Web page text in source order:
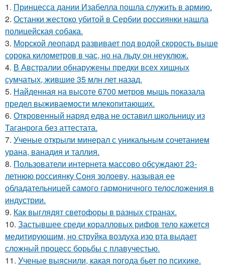
1. Принцесса дании Изабелла пошла служить в армию.
2. Останки жестоко убитой в Сербии россиянки нашла
полицейская собака.
3. Морской леопард развивает под водой скорость выше
сорока километров в час, но на льду он неуклюж.
4. В Австралии обнаружены предки всех хищных
сумчатых, жившие 35 млн лет назад.
5. Найденная на высоте 6700 метров мышь показала
предел выживаемости млекопитающих.
6. Откровенный наряд едва не оставил школьницу из
Таганрога без аттестата.
7. Ученые открыли минерал с уникальным сочетанием
урана, ванадия и таллия.
8. Пользователи интернета массово обсуждают 23-
летнюю россиянку Соня золоеву, называя ее
обладательницей самого гармоничного телосложения в
индустрии.
9. Как выглядят светофоры в разных странах.
10. Застывшее среди коралловых рифов тело кажется
медитирующим, но струйка воздуха изо рта выдает
сложный процесс борьбы с плавучестью.
11. Ученые выяснили, какая погода бьет по психике.